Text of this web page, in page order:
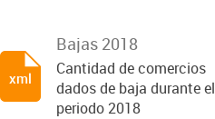
Bajas 2018
Cantidad de comercios
dados de baja durante el
periodo 2018
xml